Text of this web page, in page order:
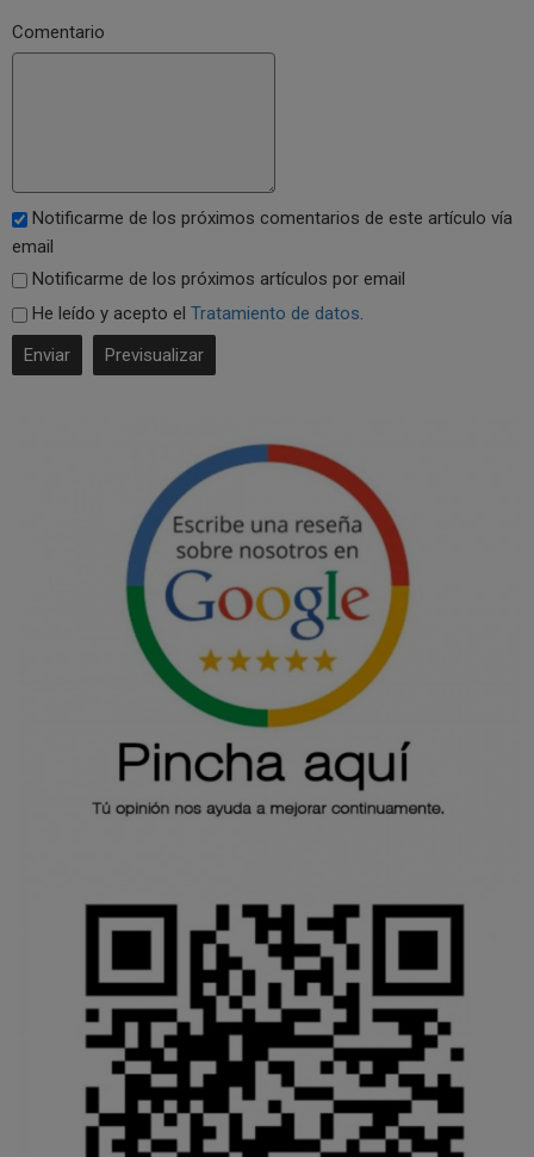
Comentario
Notificarme de los próximos comentarios de este artículo vía
email
Notificarme de los próximos artículos por email
He leído y acepto el Tratamiento de datos.